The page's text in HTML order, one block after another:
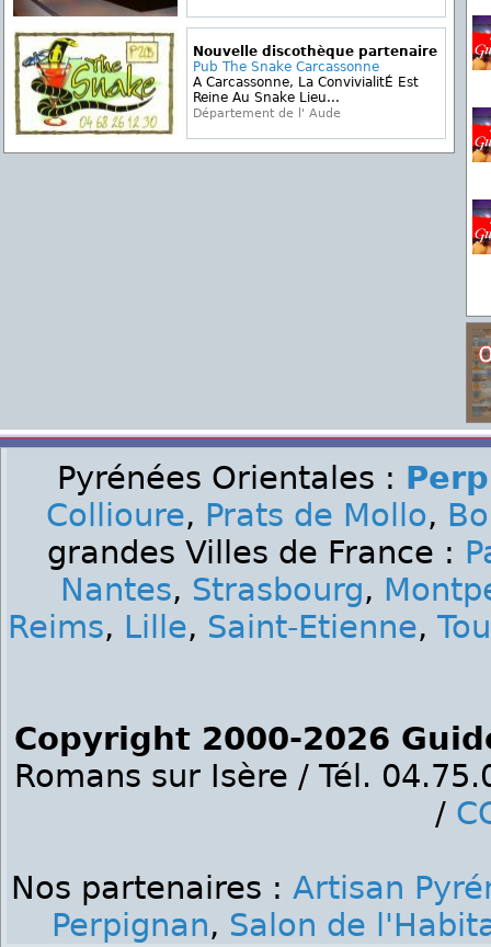
Nouvelle discothèque partenaire
Pub The Snake Carcassonne
A Carcassonne, La ConvivialitÉ Est
Reine Au Snake Lieu...
Département de l' Aude
Pyrénées Orientales :
Collioure, Prats de Mollo,
grandes Villes de France :
Nantes, Strasbourg,
Reims, Lille, Saint-Etienne,
Copyright 2000-2026
Romans sur Isère / Tél.
/
Nos partenaires : Artisan
Perpignan, Salon de